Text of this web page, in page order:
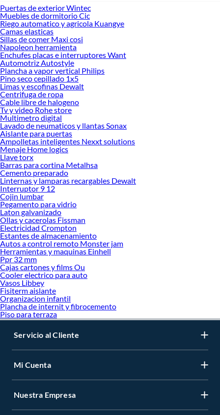
Puertas de exterior Wintec
Muebles de dormitorio Cic
Riego automatico y agricola Kuangye
Camas elasticas
Sillas de comer Maxi cosi
Napoleon herramienta
Enchufes placas e interruptores Want
Automotriz Autostyle
Plancha a vapor vertical Philips
Pino seco cepillado 1x5
Limas y escofinas Dewalt
Centrifuga de ropa
Cable libre de halogeno
Tv y video Rohe store
Multimetro digital
Lavado de neumaticos y llantas Sonax
Aislante para puertas
Ampolletas inteligentes Nexxt solutions
Menaje Home logics
Llave torx
Barras para cortina Metalhsa
Cemento preparado
Linternas y lamparas recargables Dewalt
Interruptor 9 12
Cojin lumbar
Pegamento para vidrio
Laton galvanizado
Ollas y cacerolas Fissman
Electricidad Crompton
Estantes de almacenamiento
Autos a control remoto Monster jam
Herramientas y maquinas Einhell
Ppr 32 mm
Cajas cartones y films Ou
Cooler electrico para auto
Vasos Libbey
Fisiterm aislante
Organizacion infantil
Plancha de internit y fibrocemento
Piso para terraza
Servicio al Cliente
Mi Cuenta
Nuestra Empresa